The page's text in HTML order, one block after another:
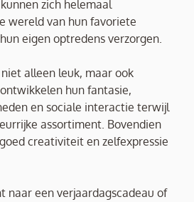
zich helemaal
wereld van hun favoriete
eigen optredens verzorgen.
alleen leuk, maar ook
hun fantasie,
en sociale interactie terwijl
assortiment. Bovendien
creativiteit en zelfexpressie
naar een verjaardagscadeau of